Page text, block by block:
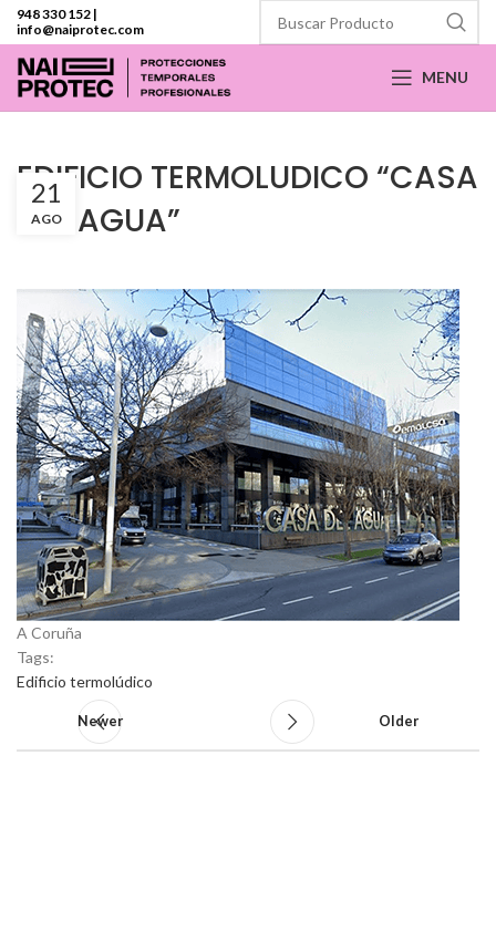
948 330 152 |
info@naiprotec.com
MENU
EDIFICIO TERMOLUDICO “CASA
DEL AGUA”
21
AGO
A Coruña
Tags:
Edificio termolúdico
Newer Older